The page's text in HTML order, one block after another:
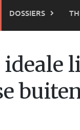
DOSSIERS
ideale